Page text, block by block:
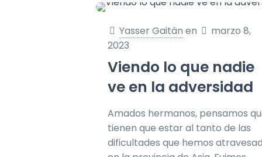
Yasser Gaitán en
marzo 8,
2023
Viendo lo que nadie
ve en la adversidad
Amados hermanos, pensamos
tienen que estar al tanto de las
dificultades que hemos